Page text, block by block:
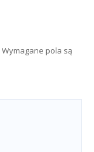
Wymagane pola są